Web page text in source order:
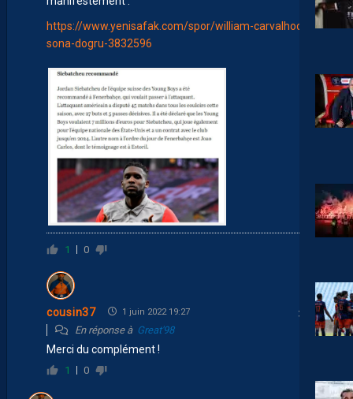
https://www.yenisafak.com/spor/william-carvalhoda-
sona-dogru-3832596
1 0
cousin37 1 juin 2022 19:27
En réponse à Great'98
Merci du complément !
1 0